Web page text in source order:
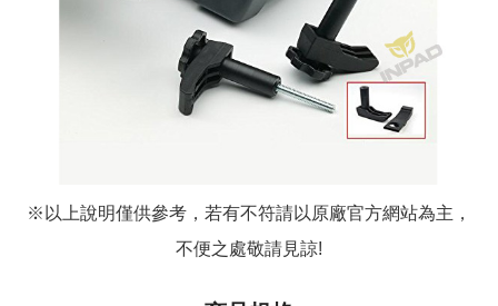
※以上說明僅供參考，若有不符請以原廠官方網站為主，
不便之處敬請見諒!